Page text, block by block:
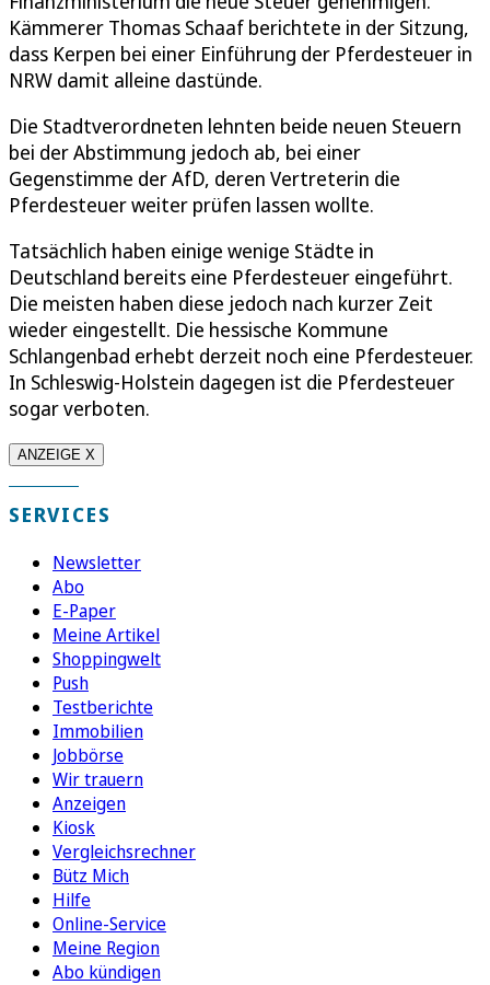
Kämmerer Thomas Schaaf berichtete in der Sitzung,
dass Kerpen bei einer Einführung der Pferdesteuer in
NRW damit alleine dastünde.
Die Stadtverordneten lehnten beide neuen Steuern
bei der Abstimmung jedoch ab, bei einer
Gegenstimme der AfD, deren Vertreterin die
Pferdesteuer weiter prüfen lassen wollte.
Tatsächlich haben einige wenige Städte in
Deutschland bereits eine Pferdesteuer eingeführt.
Die meisten haben diese jedoch nach kurzer Zeit
wieder eingestellt. Die hessische Kommune
Schlangenbad erhebt derzeit noch eine Pferdesteuer.
In Schleswig-Holstein dagegen ist die Pferdesteuer
sogar verboten.
ANZEIGE X
SERVICES
Newsletter
Abo
E-Paper
Meine Artikel
Shoppingwelt
Push
Testberichte
Immobilien
Jobbörse
Wir trauern
Anzeigen
Kiosk
Vergleichsrechner
Bütz Mich
Hilfe
Online-Service
Meine Region
Abo kündigen